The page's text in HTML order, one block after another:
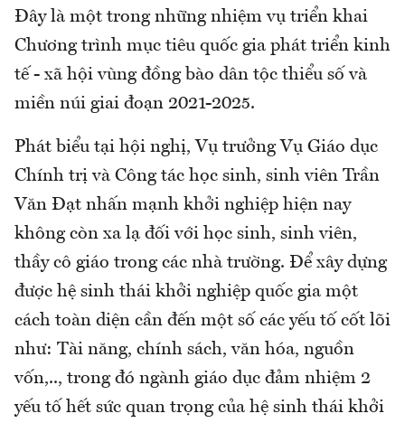
Đây là một trong những nhiệm vụ triển khai
Chương trình mục tiêu quốc gia phát triển kinh
tế - xã hội vùng đồng bào dân tộc thiểu số và
miền núi giai đoạn 2021-2025.
Phát biểu tại hội nghị, Vụ trưởng Vụ Giáo dục
Chính trị và Công tác học sinh, sinh viên Trần
Văn Đạt nhấn mạnh khởi nghiệp hiện nay
không còn xa lạ đối với học sinh, sinh viên,
thầy cô giáo trong các nhà trường. Để xây dựng
được hệ sinh thái khởi nghiệp quốc gia một
cách toàn diện cần đến một số các yếu tố cốt lõi
như: Tài năng, chính sách, văn hóa, nguồn
vốn,.., trong đó ngành giáo dục đảm nhiệm 2
yếu tố hết sức quan trọng của hệ sinh thái khởi